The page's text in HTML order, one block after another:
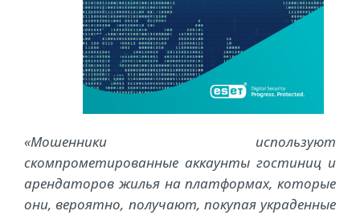
«Мошенники используют
скомпрометированные аккаунты гостиниц и
арендаторов жилья на платформах, которые
они, вероятно, получают, покупая украденные